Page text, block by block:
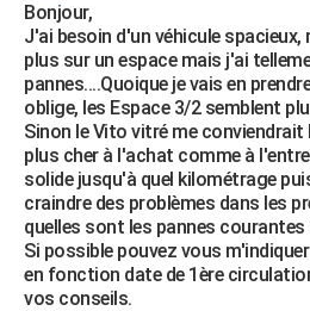
Essais
Réserver un essai
Citadines
Berlines
SUV
Forum auto
+HIGH-TECH
Mobiles
Meilleur smartphone
Internet
Ordinateurs
Jeux vidéo
Guide high-tech
+BRICOLAGE
Forum
Aménagement intérieur
Extérieur
Cuisine
Salle de bains
Jardinage
Rangement
WEEK-END
Guides de France
Escapades
Patrimoine
Expositions
Musées
Week-end nature
+LIFESTYLE
Art de vivre
Bien-être
Loisirs
Modes de vie
SANTE
Alimentation
Guide de la santé
Maladies
Médicaments
Sommeil
VOYAGE
Bonjour,
J'ai besoin d'un véhicule
plus sur un espace mais j'ai
pannes....Quoique je vais en
oblige, les Espace 3/2 semblent
Sinon le Vito vitré me conviendrait
plus cher à l'achat comme à
solide jusqu'à quel kilométrage
craindre des problèmes dans les
quelles sont les pannes courantes
Si possible pouvez vous
en fonction date de 1ère
vos conseils.